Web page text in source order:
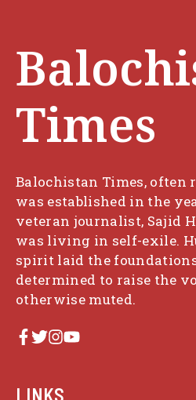
Times
Balochistan Times, often
was established in the
veteran journalist, Sajid
was living in self-exile.
spirit laid the
determined to raise the
otherwise muted.
LINKS